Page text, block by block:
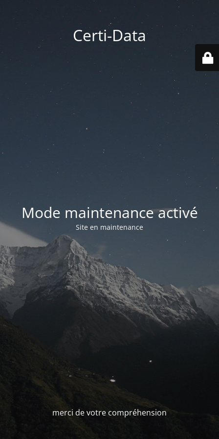
Certi-Data
Mode maintenance activé
Site en maintenance
merci de votre compréhension